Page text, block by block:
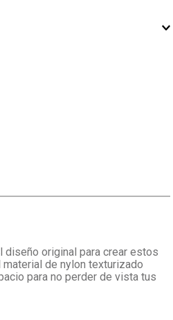
diseño original para crear estos
de nylon texturizado
para no perder de vista tus